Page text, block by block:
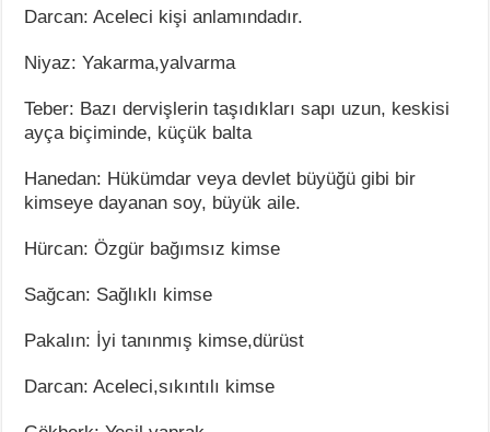
Darcan: Aceleci kişi anlamındadır.
Niyaz: Yakarma,yalvarma
Teber: Bazı dervişlerin taşıdıkları sapı uzun, keskisi
ayça biçiminde, küçük balta
Hanedan: Hükümdar veya devlet büyüğü gibi bir
kimseye dayanan soy, büyük aile.
Hürcan: Özgür bağımsız kimse
Sağcan: Sağlıklı kimse
Pakalın: İyi tanınmış kimse,dürüst
Darcan: Aceleci,sıkıntılı kimse